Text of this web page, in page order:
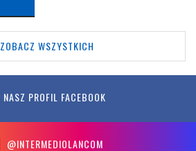
ZOBACZ WSZYSTKICH
NASZ PROFIL FACEBOOK
@INTERMEDIOLANCOM